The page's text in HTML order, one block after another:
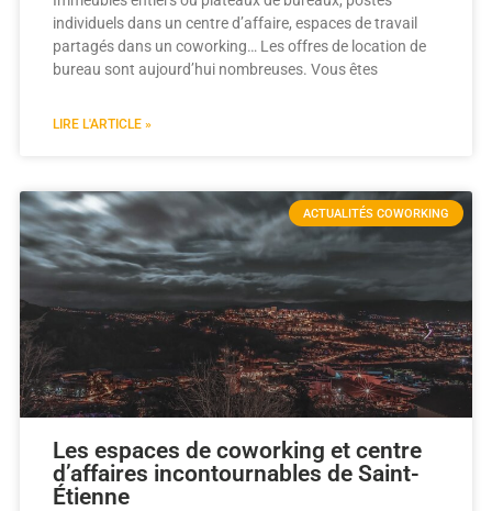
individuels dans un centre d’affaire, espaces de travail
partagés dans un coworking… Les offres de location de
bureau sont aujourd’hui nombreuses. Vous êtes
LIRE L'ARTICLE »
ACTUALITÉS COWORKING
Les espaces de coworking et centre
d’affaires incontournables de Saint-
Étienne